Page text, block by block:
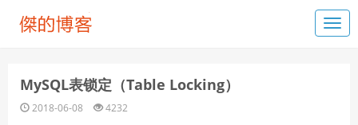
MySQL表锁定（Table Locking）
2018-06-08 4232